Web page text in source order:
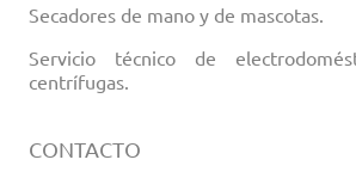
Secadores de mano y de mascotas.
Servicio técnico de
centrífugas.
CONTACTO